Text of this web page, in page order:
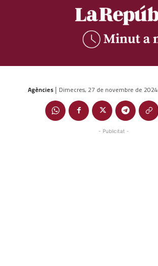
Agències | Dimecres, 27 de novembre de 2024
- Publicitat -